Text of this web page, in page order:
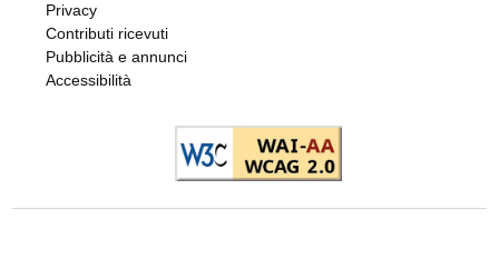
Privacy
Contributi ricevuti
Pubblicità e annunci
Accessibilità